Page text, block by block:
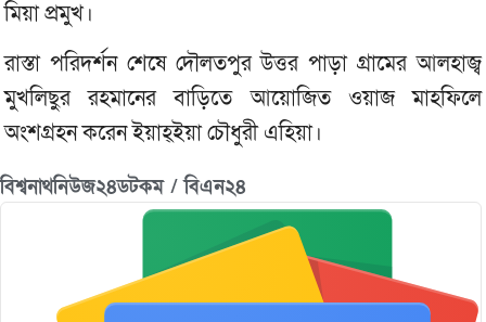
মিয়া প্রমুখ।
রাস্তা পরিদর্শন শেষে দৌলতপুর উত্তর পাড়া গ্রামের আলহাজ্ব
মুখলিছুর রহমানের বাড়িতে আয়োজিত ওয়াজ মাহফিলে
অংশগ্রহন করেন ইয়াহ্ইয়া চৌধুরী এহিয়া।
বিশ্বনাথনিউজ২৪ডটকম / বিএন২৪